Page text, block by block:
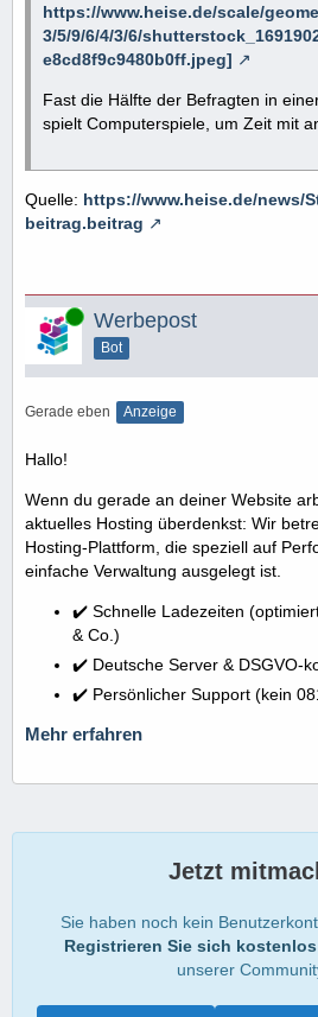
https://www.heise.de/scale/
3/5/9/6/4/3/6/
e8cd8f9c9480b0ff.jpeg]
Fast die Hälfte der Befragten in
spielt Computerspiele, um Zeit mit
Quelle: https://www.heise.de/news/
beitrag.beitrag
Online Werbepost
Bot
Gerade eben Anzeige
Hallo!
Wenn du gerade an deiner Website
aktuelles Hosting überdenkst: Wir
Hosting-Plattform, die speziell auf
einfache Verwaltung ausgelegt ist.
✔️ Schnelle Ladezeiten
& Co.)
✔️ Deutsche Server & DSGVO-
✔️ Persönlicher Support (kein
Mehr erfahren
Jetzt
Sie haben noch kein
Registrieren Sie sich kostenlos
unserer